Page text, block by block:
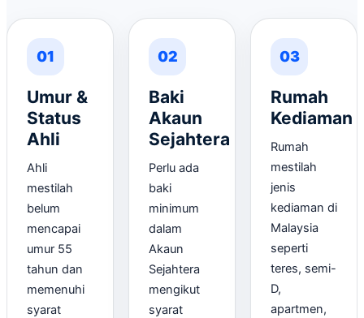
01
Umur &
Status
Ahli
Ahli
mestilah
belum
mencapai
umur 55
tahun dan
memenuhi
syarat
02
Baki
Akaun
Sejahtera
Perlu ada
baki
minimum
dalam
Akaun
Sejahtera
mengikut
syarat
03
Rumah
Kediaman
Rumah
mestilah
jenis
kediaman di
Malaysia
seperti
teres, semi-
D,
apartmen,